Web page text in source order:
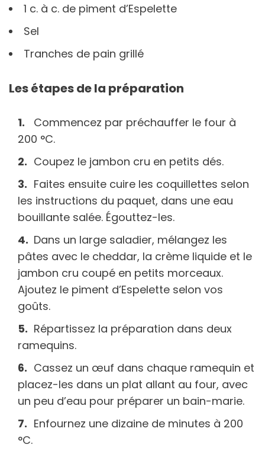
1 c. à c. de piment d’Espelette
Sel
Tranches de pain grillé
Les étapes de la préparation
Commencez par préchauffer le four à
200 °C.
Coupez le jambon cru en petits dés.
Faites ensuite cuire les coquillettes selon
les instructions du paquet, dans une eau
bouillante salée. Égouttez-les.
Dans un large saladier, mélangez les
pâtes avec le cheddar, la crème liquide et le
jambon cru coupé en petits morceaux.
Ajoutez le piment d’Espelette selon vos
goûts.
Répartissez la préparation dans deux
ramequins.
Cassez un œuf dans chaque ramequin et
placez-les dans un plat allant au four, avec
un peu d’eau pour préparer un bain-marie.
Enfournez une dizaine de minutes à 200
°C.